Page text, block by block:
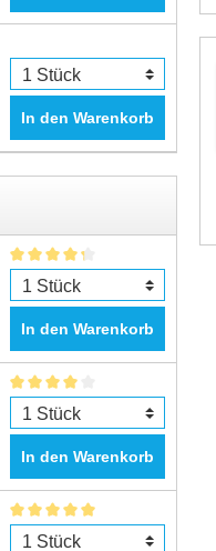
In den Warenkorb
In den Warenkorb
In den Warenkorb